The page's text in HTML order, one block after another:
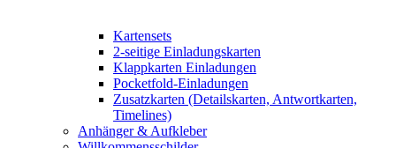
Kartensets
2-seitige Einladungskarten
Klappkarten Einladungen
Pocketfold-Einladungen
Zusatzkarten (Detailskarten, Antwortkarten,
Timelines)
Anhänger & Aufkleber